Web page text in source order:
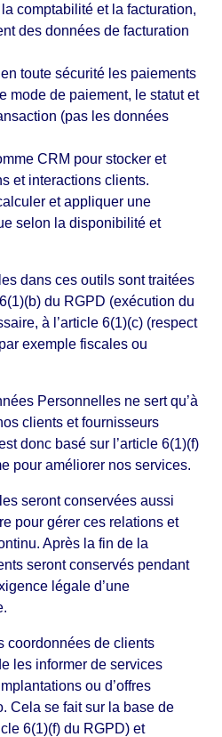
comptabilité et la facturation,
des données de facturation
toute sécurité les paiements
mode de paiement, le statut et
(pas les données
CRM pour stocker et
et interactions clients.
et appliquer une
selon la disponibilité et
dans ces outils sont traitées
du RGPD (exécution du
à l’article 6(1)(c) (respect
exemple fiscales ou
Personnelles ne sert qu’à
clients et fournisseurs
donc basé sur l’article 6(1)(f)
pour améliorer nos services.
seront conservées aussi
pour gérer ces relations et
Après la fin de la
seront conservés pendant
légale d’une
coordonnées de clients
les informer de services
ou d’offres
Cela se fait sur la base de
6(1)(f) du RGPD) et